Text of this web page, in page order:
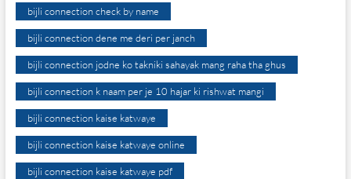
bijli connection check by name
bijli connection dene me deri per janch
bijli connection jodne ko takniki sahayak mang raha tha ghus
bijli connection k naam per je 10 hajar ki rishwat mangi
bijli connection kaise katwaye
bijli connection kaise katwaye online
bijli connection kaise katwaye pdf